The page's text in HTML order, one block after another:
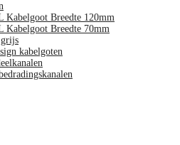
Kabelgoot Breedte 120mm
Kabelgoot Breedte 70mm
kabelgoten